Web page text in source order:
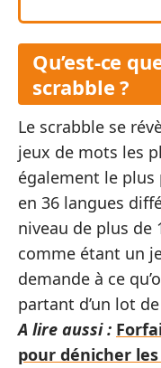
Qu’est-ce
scrabble ?
Le scrabble se
jeux de mots les
également le
en 36 langues
niveau de plus de
comme étant un
demande à ce
partant d’un lot
A lire aussi :
pour dénicher